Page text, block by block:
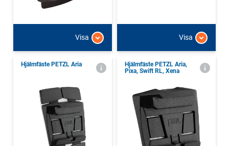
Visa Visa
Hjälmfäste PETZL Aria
Hjälmfäste PETZL Aria,
Pixa, Swift RL, Xena